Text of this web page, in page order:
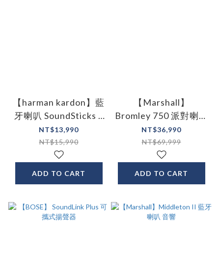
【harman kardon】藍
牙喇叭 SoundSticks 5
水母喇叭
NT$13,990
NT$15,990
ADD TO CART
【Marshall】
Bromley 750 派對喇叭
古銅黑
NT$36,990
NT$69,999
ADD TO CART